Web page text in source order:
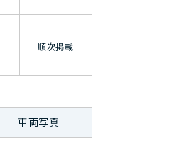
順次掲載
車両写真